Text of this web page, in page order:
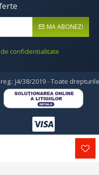
MA ABONEZ!
de confidentialitate
reg.: J4/38/2019 - Toate